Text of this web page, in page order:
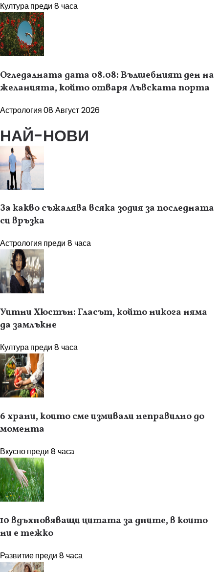
Културапреди 8 часа
Огледалната дата 08.08: Вълшебният ден на
желанията, който отваря Лъвската порта
Астрология08 Август 2026
НАЙ-НОВИ
За какво съжалява всяка зодия за последната
си връзка
Астрология преди 8 часа
Уитни Хюстън: Гласът, който никога няма
да замлъкне
Културапреди 8 часа
6 храни, които сме измивали неправилно до
момента
Вкуснопреди 8 часа
10 вдъхновяващи цитата за дните, в които
ни е тежко
Развитиепреди 8 часа